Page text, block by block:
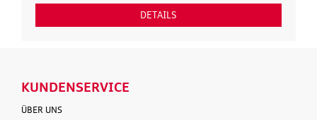
DETAILS
KUNDENSERVICE
ÜBER UNS